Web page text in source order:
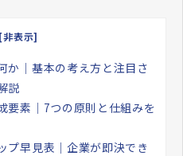
[非表示]
か｜基本の考え方と注目さ
説
要素｜7つの原則と仕組みを
プ早見表｜企業が即決でき